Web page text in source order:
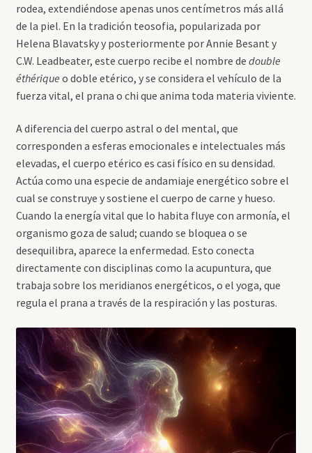
rodea, extendiéndose apenas unos centímetros más allá
de la piel. En la tradición teosofia, popularizada por
Helena Blavatsky y posteriormente por Annie Besant y
C.W. Leadbeater, este cuerpo recibe el nombre de double
éthérique o doble etérico, y se considera el vehículo de la
fuerza vital, el prana o chi que anima toda materia viviente.
A diferencia del cuerpo astral o del mental, que
corresponden a esferas emocionales e intelectuales más
elevadas, el cuerpo etérico es casi físico en su densidad.
Actúa como una especie de andamiaje energético sobre el
cual se construye y sostiene el cuerpo de carne y hueso.
Cuando la energía vital que lo habita fluye con armonía, el
organismo goza de salud; cuando se bloquea o se
desequilibra, aparece la enfermedad. Esto conecta
directamente con disciplinas como la acupuntura, que
trabaja sobre los meridianos energéticos, o el yoga, que
regula el prana a través de la respiración y las posturas.